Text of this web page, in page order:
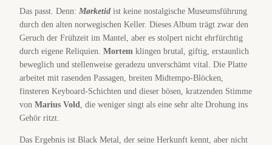
Das passt. Denn: Mørketid ist keine nostalgische Museumsführung
durch den alten norwegischen Keller. Dieses Album trägt zwar den
Geruch der Frühzeit im Mantel, aber es stolpert nicht ehrfürchtig
durch eigene Reliquien. Mortem klingen brutal, giftig, erstaunlich
beweglich und stellenweise geradezu unverschämt vital. Die Platte
arbeitet mit rasenden Passagen, breiten Midtempo-Blöcken,
finsteren Keyboard-Schichten und dieser bösen, kratzenden Stimme
von Marius Vold, die weniger singt als eine sehr alte Drohung ins
Gehör ritzt.
Das Ergebnis ist Black Metal, der seine Herkunft kennt, aber nicht